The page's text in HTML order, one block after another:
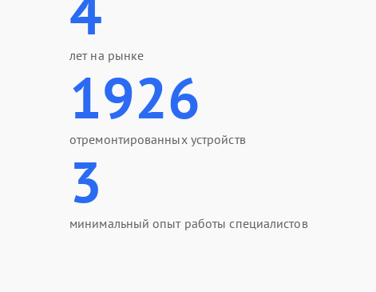
лет на рынке
1926
отремонтированных устройств
3
минимальный опыт работы специалистов